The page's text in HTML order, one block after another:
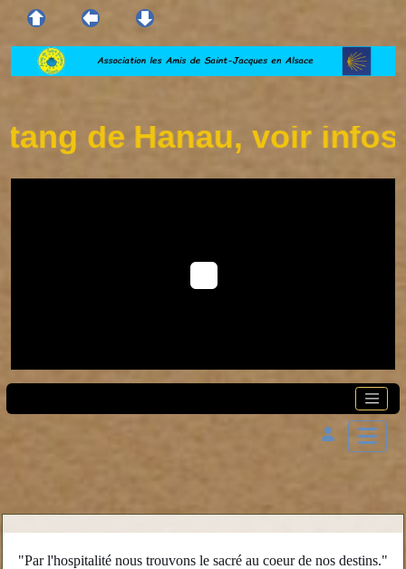
de Hanau, voir infos
"Par l'hospitalité nous trouvons le sacré au coeur de nos destins."